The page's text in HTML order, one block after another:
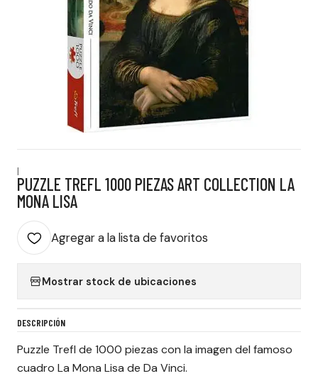
|
PUZZLE TREFL 1000 PIEZAS ART COLLECTION LA
MONA LISA
Agregar a la lista de favoritos
Mostrar stock de ubicaciones
DESCRIPCIÓN
Puzzle Trefl de 1000 piezas con la imagen del famoso
cuadro La Mona Lisa de Da Vinci.